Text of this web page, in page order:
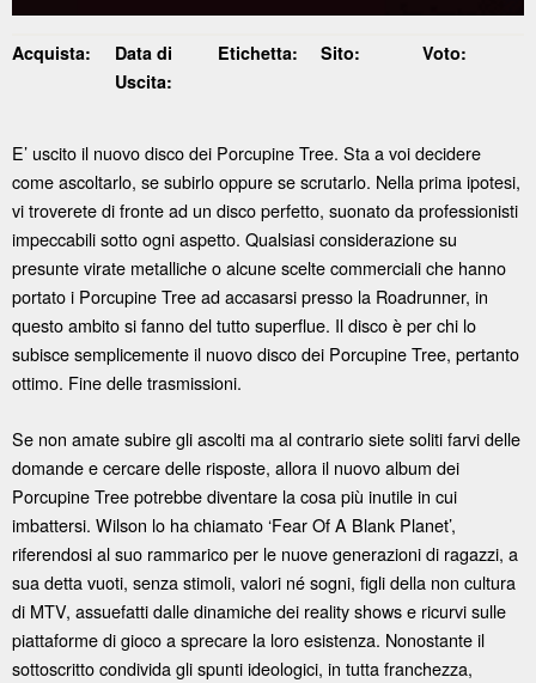
Acquista:
Data di
Uscita:
Etichetta: Sito: Voto:
E’ uscito il nuovo disco dei Porcupine Tree. Sta a voi decidere
come ascoltarlo, se subirlo oppure se scrutarlo. Nella prima ipotesi,
vi troverete di fronte ad un disco perfetto, suonato da professionisti
impeccabili sotto ogni aspetto. Qualsiasi considerazione su
presunte virate metalliche o alcune scelte commerciali che hanno
portato i Porcupine Tree ad accasarsi presso la Roadrunner, in
questo ambito si fanno del tutto superflue. Il disco è per chi lo
subisce semplicemente il nuovo disco dei Porcupine Tree, pertanto
ottimo. Fine delle trasmissioni.
Se non amate subire gli ascolti ma al contrario siete soliti farvi delle
domande e cercare delle risposte, allora il nuovo album dei
Porcupine Tree potrebbe diventare la cosa più inutile in cui
imbattersi. Wilson lo ha chiamato ‘Fear Of A Blank Planet’,
riferendosi al suo rammarico per le nuove generazioni di ragazzi, a
sua detta vuoti, senza stimoli, valori né sogni, figli della non cultura
di MTV, assuefatti dalle dinamiche dei reality shows e ricurvi sulle
piattaforme di gioco a sprecare la loro esistenza. Nonostante il
sottoscritto condivida gli spunti ideologici, in tutta franchezza,